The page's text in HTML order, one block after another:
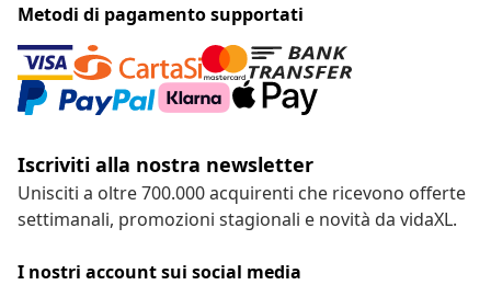
Metodi di pagamento supportati
Iscriviti alla nostra newsletter
Unisciti a oltre 700.000 acquirenti che ricevono offerte
settimanali, promozioni stagionali e novità da vidaXL.
I nostri account sui social media